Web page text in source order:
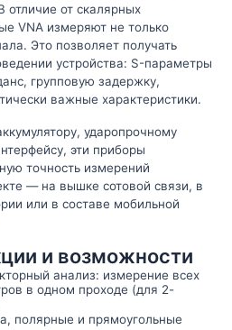
отличие от скалярных
VNA измеряют не только
Это позволяет получать
устройства: S-параметры
групповую задержку,
важные характеристики.
ударопрочному
эти приборы
точность измерений
— на вышке сотовой связи, в
или в составе мобильной
и возможности
анализ: измерение всех
в одном проходе (для 2-
полярные и прямоугольные